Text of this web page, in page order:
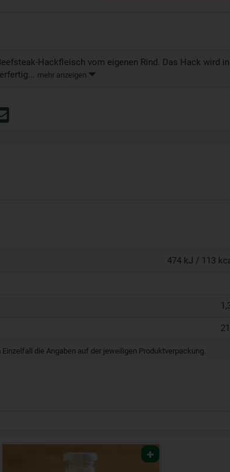
Hackfleisch vom eigenen Rind. Das Hack wird in
mehr anzeigen
474 kJ / 113
die Angaben auf der jeweiligen Produktverpackung.